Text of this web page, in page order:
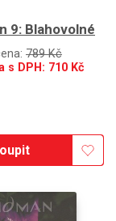
9: Blahovolné
789 Kč
s DPH: 710 Kč